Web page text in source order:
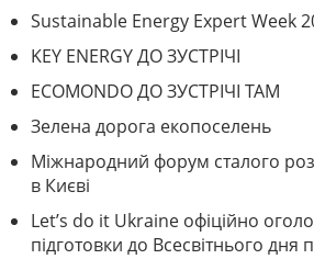
Sustainable Energy Expert Week
KEY ENERGY ДО ЗУСТРІЧІ
ECOMONDO ДО ЗУСТРІЧІ ТАМ
Зелена дорога екопоселень
Міжнародний форум сталого
в Києві
Let’s do it Ukraine офіційно
підготовки до Всесвітнього